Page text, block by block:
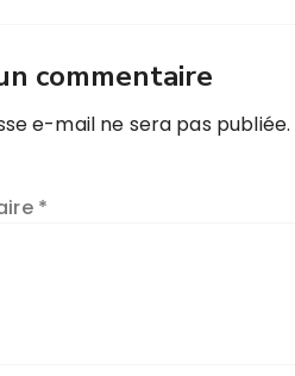
commentaire
e-mail ne sera pas publiée.
*